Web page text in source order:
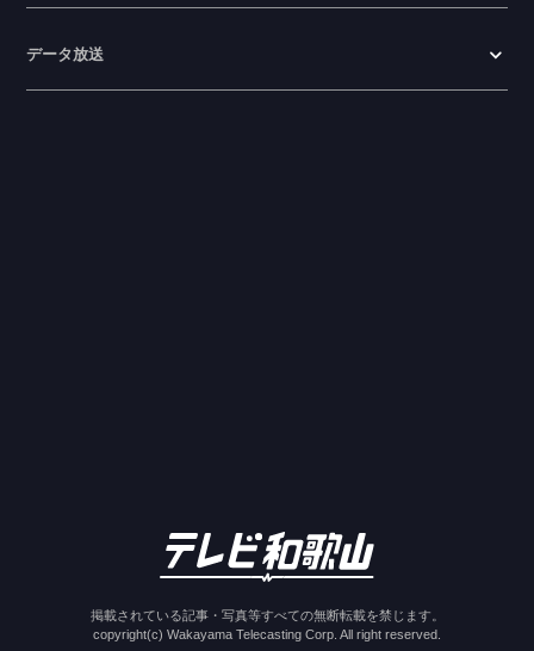
データ放送
掲載されている記事・写真等すべての無断転載を禁じます。
copyright(c) Wakayama Telecasting Corp. All right reserved.